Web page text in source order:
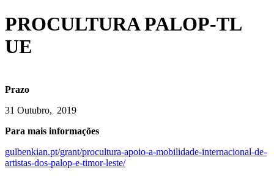
PROCULTURA PALOP-TL
UE
Prazo
31 Outubro, 2019
Para mais informações
gulbenkian.pt/grant/procultura-apoio-a-mobilidade-internacional-de-
artistas-dos-palop-e-timor-leste/